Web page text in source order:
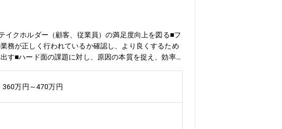
イクホルダー（顧客、従業員）の満足度向上を図る■フ
務が正しく行われているか確認し、より良くするため
す■ハード面の課題に対し、原因の本質を捉え、効率
守管理の知識を備え適正な管理をする ＜本ポジション
チャー気質の高い企業風土であり、整備・完成され
る貴重な機会となります。
360万円～470万円